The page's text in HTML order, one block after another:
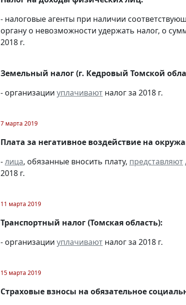
- налоговые агенты при наличии
органу о невозможности удержать налог, о
2018 г.
Земельный налог (г. Кедровый Томской
- организации уплачивают налог за 2018 г.
7 марта 2019
Плата за негативное воздействие на
-лица, обязанные вносить плату, представляют
2018 г.
11 марта 2019
Транспортный налог (Томская область):
- организации уплачивают налог за 2018 г.
15 марта 2019
Страховые взносы на обязательное